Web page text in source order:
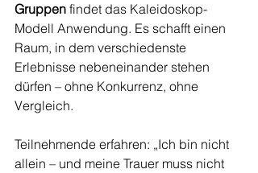
Gruppen findet das Kaleidoskop-
Modell Anwendung. Es schafft einen
Raum, in dem verschiedenste
Erlebnisse nebeneinander stehen
dürfen – ohne Konkurrenz, ohne
Vergleich.
Teilnehmende erfahren: „Ich bin nicht
allein – und meine Trauer muss nicht